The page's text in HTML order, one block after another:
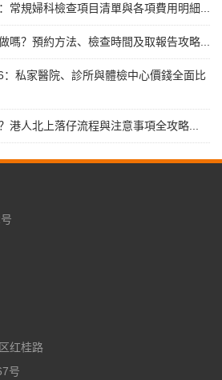
常規婦科檢查項目清單與各項費用明細...
嗎？預約方法、檢查時間及取報告攻略...
私家醫院、診所與體檢中心價錢全面比
港人北上落仔流程與注意事項全攻略...
红桂路
号